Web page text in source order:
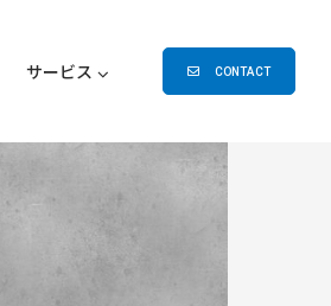
サービス CONTACT